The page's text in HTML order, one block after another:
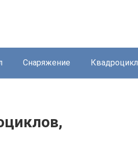
Снаряжение Квадроцикл